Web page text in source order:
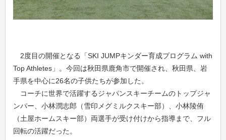
2度目の開催となる「SKI JUMPキンダー育成プログラム with
Top Athletes」。今回は秋田県鹿角市で開催され、秋田県、岩
手県を中心に26名の子供たちが参加した。
コーチに世界で活躍するジャパンスキーチームのトップジャ
ンパー、小林潤志郎（雪印メグミルクスキー部）、小林陵侑
（土屋ホームスキー部）両選手が受け付けから指導まで、フル
回転の活躍だった。